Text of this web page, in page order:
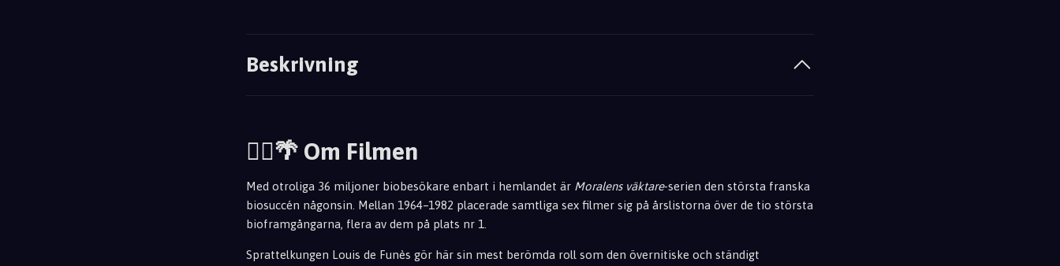
Beskrivning
👮‍♂️🌴 Om Filmen
Med otroliga 36 miljoner biobesökare enbart i hemlandet är Moralens väktare-serien den största franska
biosuccén någonsin. Mellan 1964–1982 placerade samtliga sex filmer sig på årslistorna över de tio största
bioframgångarna, flera av dem på plats nr 1.
Sprattelkungen Louis de Funès gör här sin mest berömda roll som den övernitiske och ständigt